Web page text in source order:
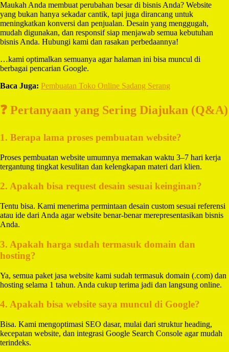
Maukah Anda membuat perubahan besar di bisnis Anda? Website
yang bukan hanya sekadar cantik, tapi juga dirancang untuk
meningkatkan konversi dan penjualan. Desain yang menggugah,
mudah digunakan, dan responsif siap menjawab semua kebutuhan
bisnis Anda. Hubungi kami dan rasakan perbedaannya!
…kami optimalkan semuanya agar halaman ini bisa muncul di
berbagai pencarian Google.
Baca Juga: Pembuatan Toko Online Sadang Serang
❓ Pertanyaan yang Sering Diajukan (Q&A)
1. Berapa lama proses pembuatan website?
Proses pembuatan website umumnya memakan waktu 3–7 hari kerja
tergantung tingkat kesulitan dan kelengkapan materi dari klien.
2. Apakah bisa request desain sesuai keinginan?
Tentu bisa. Kami menerima permintaan desain custom sesuai referensi
atau ide dari Anda agar website benar-benar merepresentasikan bisnis
Anda.
3. Apakah harga sudah termasuk domain dan
hosting?
Ya, semua paket jasa website kami sudah termasuk domain (.com) dan
hosting selama 1 tahun. Anda cukup terima jadi dan langsung online.
4. Apakah bisa website saya muncul di Google?
Bisa. Kami mengoptimasi SEO dasar, mulai dari struktur heading,
kecepatan website, dan integrasi Google Search Console agar mudah
terindeks.